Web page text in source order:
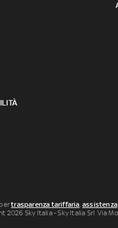
trasparenza tariffaria,assistenza
Sky Italia - Sky Italia Srl Via